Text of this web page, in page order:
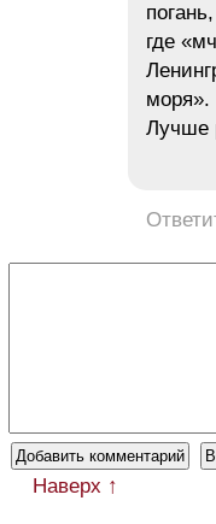
где
моря».
Лучше
Наверх ↑